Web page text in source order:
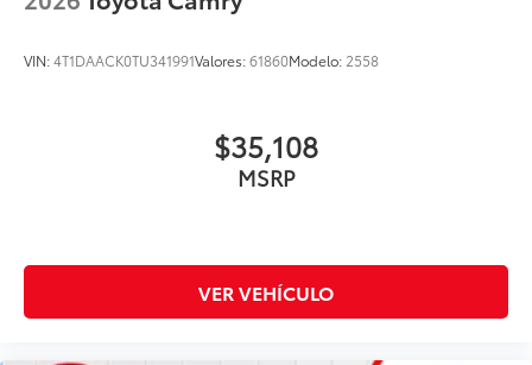
VIN:4T1DAACK0TU341991Valores:61860Modelo: 2558
$35,108
MSRP
VER VEHÍCULO